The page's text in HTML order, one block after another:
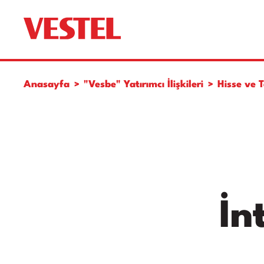
Anasayfa "Vesbe" Yatırımcı İlişkileri Hisse ve